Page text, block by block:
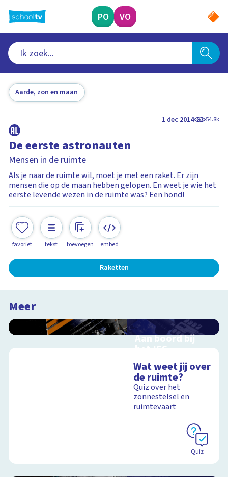
naar
hoofdinhoud
PO VO
Aarde, zon en maan
1 dec 2014 54.8k
De eerste astronauten
Mensen in de ruimte
Als je naar de ruimte wil, moet je met een raket. Er zijn
mensen die op de maan hebben gelopen. En weet je wie het
eerste levende wezen in de ruimte was? Een hond!
favoriet tekst toevoegen embed
Raketten
Meer
Aan boord bij
het ISS
schoolplaat over de
ruimtevaart
Wat weet jij over
de ruimte?
Quiz over het
zonnestelsel en
ruimtevaart
Quiz